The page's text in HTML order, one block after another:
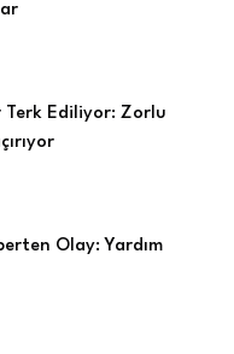
Terk Ediliyor: Zorlu
Olay: Yardım